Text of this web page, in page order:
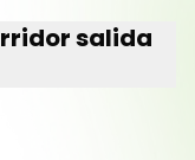
salida